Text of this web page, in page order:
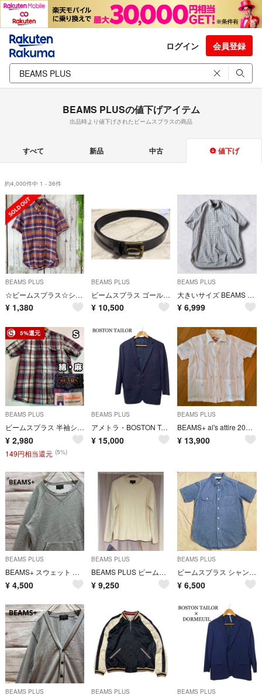
ログイン 会員登録
BEAMS PLUSの値下げアイテム
出品時より値下げされたビームスプラスの商品
すべて 新品 中古 値下げ
約4,000件中 1 - 36件
BEAMS PLUS
☆ビームスプラス☆シャツ 半袖 チェック S メンズ 日本製 インド綿 ブラウン
¥ 1,380
BEAMS PLUS
ビームスプラス ゴールドバックル イングリッシュブライドルベンズ レザーベルト
¥ 10,500
BEAMS PLUS
大きいサイズ BEAMS PLUS リネン混 メンズ チェック XL 半袖シャツ 日本製 ビームス プラス ボタンダウン コットン
¥ 6,999
5%還元
BEAMS PLUS
ビームスプラス 半袖シャツ マドラスチェック 綿麻 赤 ネイビー S インド製 BEAMS PLUS ボタンダウン リネン
¥ 2,980
149円相当還元 (5%)
BEAMS PLUS
アメトラ・BOSTON TALOR テーラージャケット ネイビー ストライプ
¥ 15,000
BEAMS PLUS
BEAMS+ al's attire 2000年代半袖リネンシャツ
¥ 13,900
BEAMS PLUS
BEAMS+ スウェット クルーネック ポケット付き グレー M シンプル 定番
¥ 4,500
BEAMS PLUS
BEAMS PLUS ビームスプラス ケーブルクルーネックニット ホワイト
¥ 9,250
BEAMS PLUS
ビームスプラス シャンブレーシャツ 半袖 トリプルステッチ チンスト マチ付き
¥ 6,500
BEAMS PLUS BEAMS PLUS BEAMS PLUS